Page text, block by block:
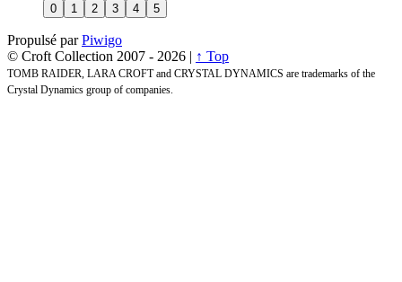
Propulsé parPiwigo
© Croft Collection 2007 - 2026 | ↑ Top
TOMB RAIDER, LARA CROFT and CRYSTAL DYNAMICS are trademarks of the
Crystal Dynamics group of companies.